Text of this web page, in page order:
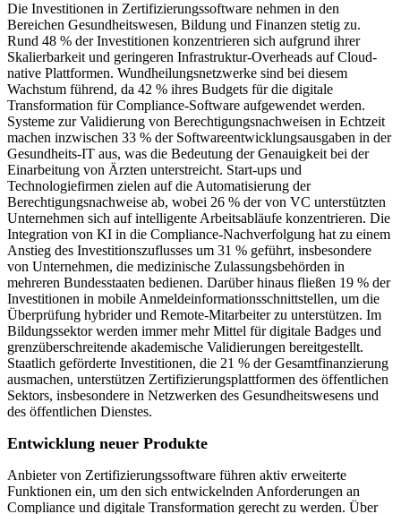
Die Investitionen in Zertifizierungssoftware nehmen in den
Bereichen Gesundheitswesen, Bildung und Finanzen stetig zu.
Rund 48 % der Investitionen konzentrieren sich aufgrund ihrer
Skalierbarkeit und geringeren Infrastruktur-Overheads auf Cloud-
native Plattformen. Wundheilungsnetzwerke sind bei diesem
Wachstum führend, da 42 % ihres Budgets für die digitale
Transformation für Compliance-Software aufgewendet werden.
Systeme zur Validierung von Berechtigungsnachweisen in Echtzeit
machen inzwischen 33 % der Softwareentwicklungsausgaben in der
Gesundheits-IT aus, was die Bedeutung der Genauigkeit bei der
Einarbeitung von Ärzten unterstreicht. Start-ups und
Technologiefirmen zielen auf die Automatisierung der
Berechtigungsnachweise ab, wobei 26 % der von VC unterstützten
Unternehmen sich auf intelligente Arbeitsabläufe konzentrieren. Die
Integration von KI in die Compliance-Nachverfolgung hat zu einem
Anstieg des Investitionszuflusses um 31 % geführt, insbesondere
von Unternehmen, die medizinische Zulassungsbehörden in
mehreren Bundesstaaten bedienen. Darüber hinaus fließen 19 % der
Investitionen in mobile Anmeldeinformationsschnittstellen, um die
Überprüfung hybrider und Remote-Mitarbeiter zu unterstützen. Im
Bildungssektor werden immer mehr Mittel für digitale Badges und
grenzüberschreitende akademische Validierungen bereitgestellt.
Staatlich geförderte Investitionen, die 21 % der Gesamtfinanzierung
ausmachen, unterstützen Zertifizierungsplattformen des öffentlichen
Sektors, insbesondere in Netzwerken des Gesundheitswesens und
des öffentlichen Dienstes.
Entwicklung neuer Produkte
Anbieter von Zertifizierungssoftware führen aktiv erweiterte
Funktionen ein, um den sich entwickelnden Anforderungen an
Compliance und digitale Transformation gerecht zu werden. Über